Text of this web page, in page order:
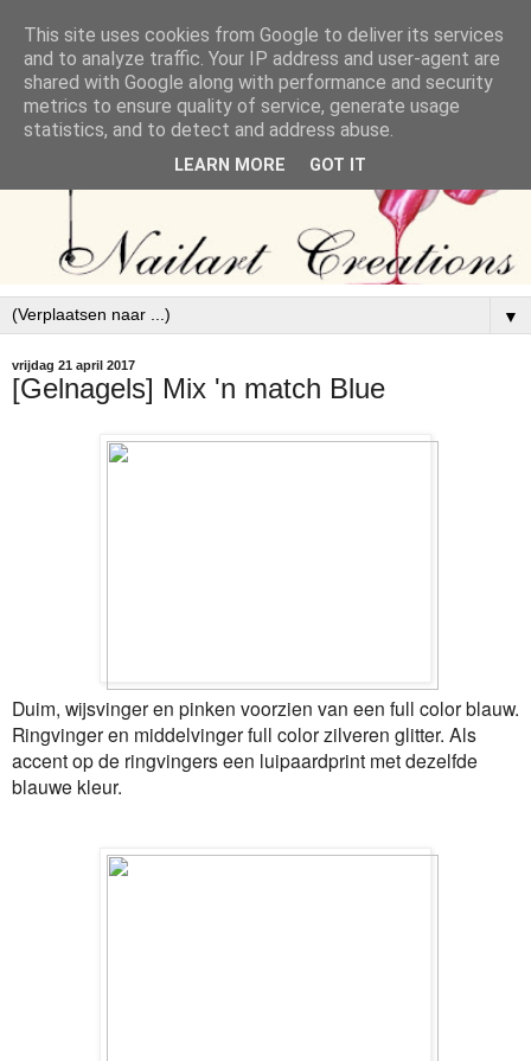
▼
vrijdag 21 april 2017
[Gelnagels] Mix 'n match Blue
Duim, wijsvinger en pinken voorzien van een full color blauw.
Ringvinger en middelvinger full color zilveren glitter. Als
accent op de ringvingers een luipaardprint met dezelfde
blauwe kleur.
This site uses cookies from Google to deliver its services
and to analyze traffic. Your IP address and user-agent are
shared with Google along with performance and security
metrics to ensure quality of service, generate usage
statistics, and to detect and address abuse.
LEARN MORE GOT IT